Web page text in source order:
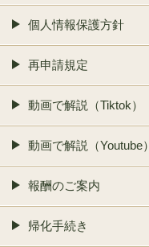
個人情報保護方針
再申請規定
動画で解説（Tiktok）
動画で解説（Youtube）
報酬のご案内
帰化手続き